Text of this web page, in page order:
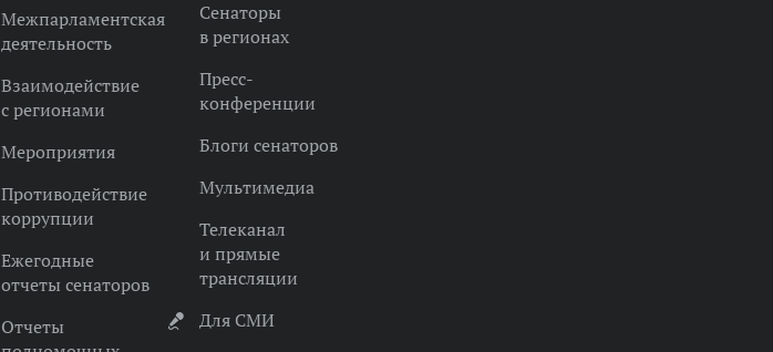
Межпарламентская
деятельность
Взаимодействие
с регионами
Мероприятия
Противодействие
коррупции
Ежегодные
отчеты сенаторов
Отчеты
Сенаторы
в регионах
Пресс-
конференции
Блоги сенаторов
Мультимедиа
Телеканал
и прямые
трансляции
Для СМИ